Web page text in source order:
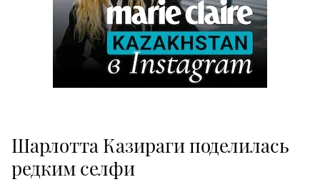
Шарлотта Казираги поделилась
редким селфи